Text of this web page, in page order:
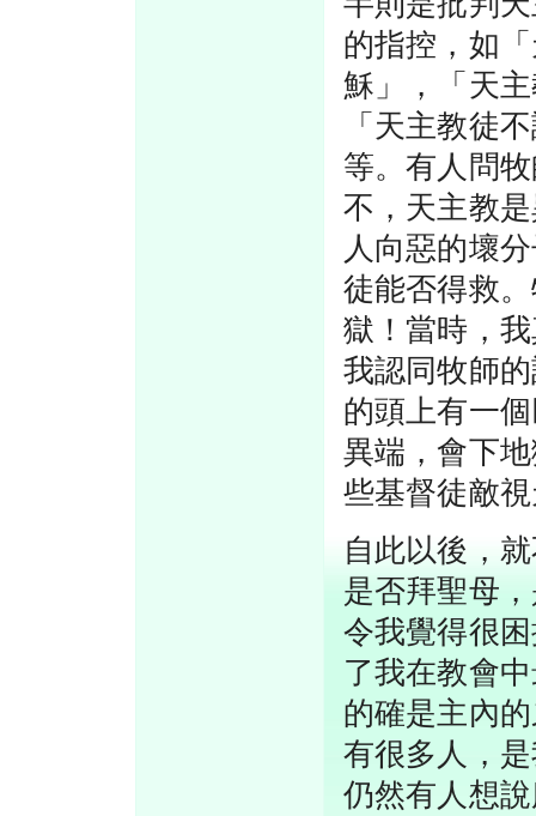
的指控，如
穌」，「天
「天主教徒
等。有人問
不，天主教
人向惡的壞
徒能否得救
獄！當時，
我認同牧師
的頭上有一
異端，會下
些基督徒敵
自此以後，
是否拜聖母
令我覺得很
了我在教會
的確是主內
有很多人，
仍然有人想